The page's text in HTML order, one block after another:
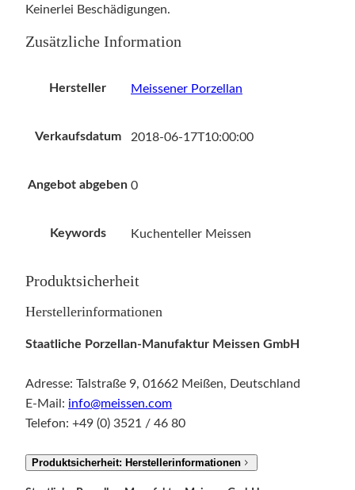
Keinerlei Beschädigungen.
Zusätzliche Information
Hersteller Meissener Porzellan
Verkaufsdatum 2018-06-17T10:00:00
Angebot abgeben 0
Keywords Kuchenteller Meissen
Produktsicherheit
Herstellerinformationen
Staatliche Porzellan-Manufaktur Meissen GmbH
Adresse: Talstraße 9, 01662 Meißen, Deutschland
E-Mail: info@meissen.com
Telefon: +49 (0) 3521 / 46 80
Produktsicherheit: Herstellerinformationen